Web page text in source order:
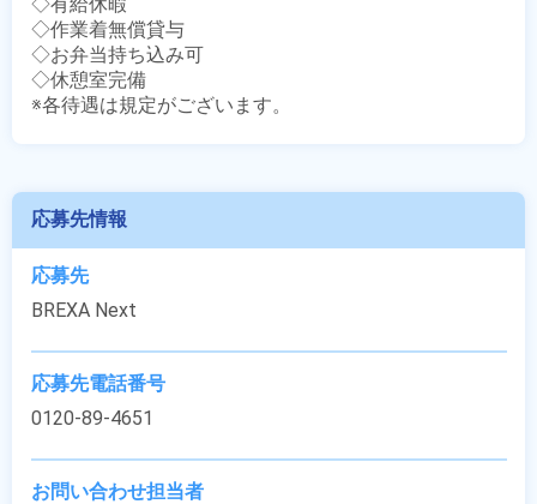
◇作業着無償貸与
◇お弁当持ち込み可
◇休憩室完備
※各待遇は規定がございます。
応募先情報
応募先
BREXA Next
応募先電話番号
0120-89-4651
お問い合わせ担当者